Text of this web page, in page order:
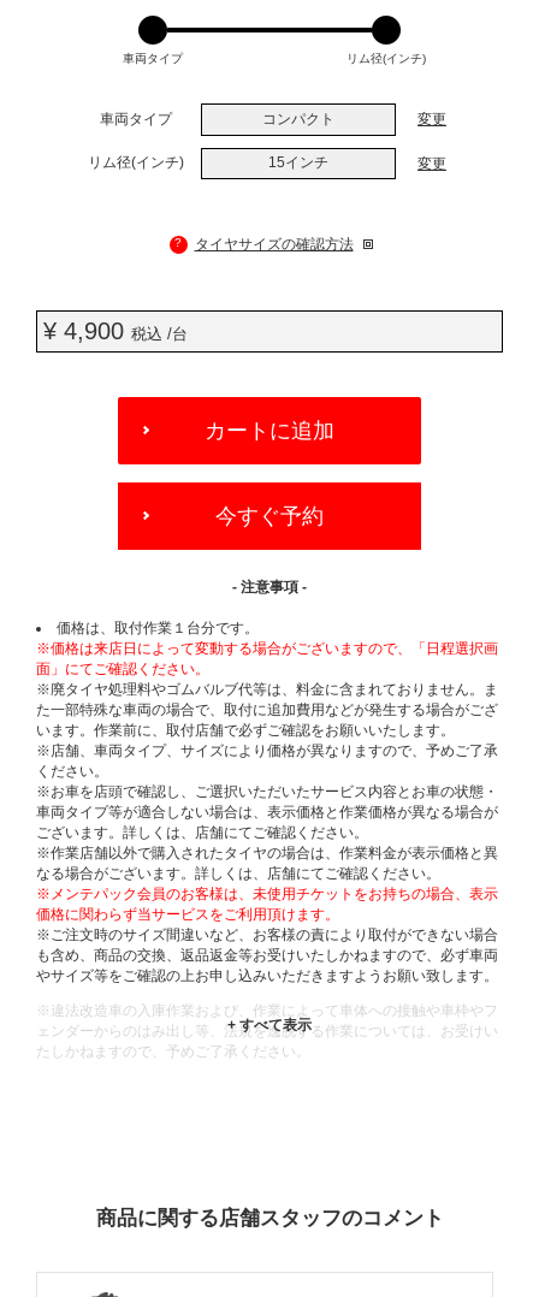
車両タイプ リム径(インチ)
車両タイプ コンパクト 変更
リム径(インチ) 15インチ 変更
? タイヤサイズの確認方法
¥ 4,900 税込 /台
OPTIONS
カートに追加
今すぐ予約
- 注意事項 -
価格は、取付作業１台分です。
※価格は来店日によって変動する場合がございますので、「日程選択画
面」にてご確認ください。
※廃タイヤ処理料やゴムバルブ代等は、料金に含まれておりません。ま
た一部特殊な車両の場合で、取付に追加費用などが発生する場合がござ
います。作業前に、取付店舗で必ずご確認をお願いいたします。
※店舗、車両タイプ、サイズにより価格が異なりますので、予めご了承
ください。
※お車を店頭で確認し、ご選択いただいたサービス内容とお車の状態・
車両タイプ等が適合しない場合は、表示価格と作業価格が異なる場合が
ございます。詳しくは、店舗にてご確認ください。
※作業店舗以外で購入されたタイヤの場合は、作業料金が表示価格と異
なる場合がございます。詳しくは、店舗にてご確認ください。
※メンテパック会員のお客様は、未使用チケットをお持ちの場合、表示
価格に関わらず当サービスをご利用頂けます。
※ご注文時のサイズ間違いなど、お客様の責により取付ができない場合
も含め、商品の交換、返品返金等お受けいたしかねますので、必ず車両
やサイズ等をご確認の上お申し込みいただきますようお願い致します。
※違法改造車の入庫作業および、作業によって車体への接触や車枠やフ
ェンダーからのはみ出し等、法規を逸脱する作業については、お受けい
たしかねますので、予めご了承ください。
商品に関する店舗スタッフのコメント